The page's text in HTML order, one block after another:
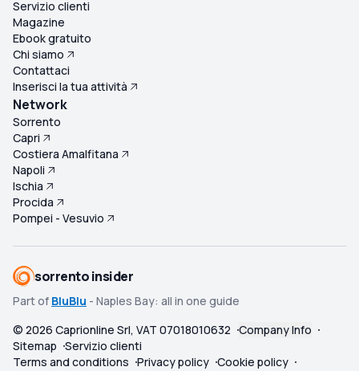
Servizio clienti
Magazine
Ebook gratuito
Chi siamo
Contattaci
Inserisci la tua attività
Network
Sorrento
Capri
Costiera Amalfitana
Napoli
Ischia
Procida
Pompei - Vesuvio
sorrento insider
Part of BluBlu - Naples Bay: all in one guide
© 2026 Caprionline Srl, VAT 07018010632 Company Info
Sitemap Servizio clienti
Terms and conditions Privacy policy Cookie policy